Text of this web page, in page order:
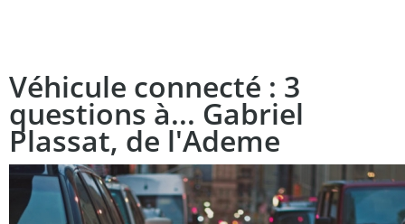
Véhicule connecté : 3
questions à... Gabriel
Plassat, de l'Ademe